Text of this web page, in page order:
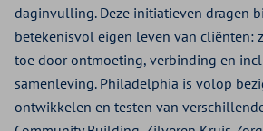
daginvulling. Deze initiatieven dragen
betekenisvol eigen leven van cliënten:
toe door ontmoeting, verbinding en
samenleving. Philadelphia is volop
ontwikkelen en testen van